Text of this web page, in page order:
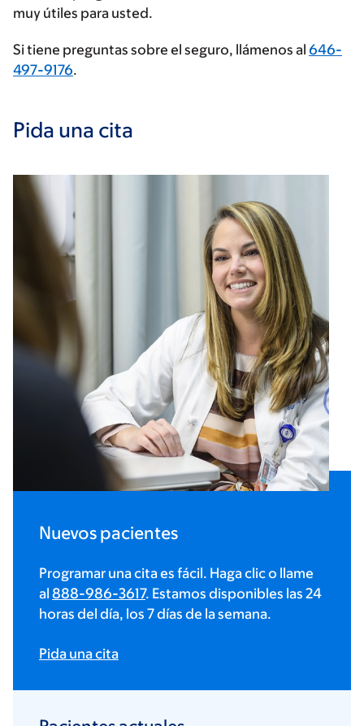
muy útiles para usted.
Si tiene preguntas sobre el seguro, llámenos al 646-
497-9176.
Pida una cita
Nuevos pacientes
Programar una cita es fácil. Haga clic o llame
al 888-986-3617. Estamos disponibles las 24
horas del día, los 7 días de la semana.
Pida una cita